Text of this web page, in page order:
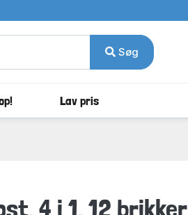
Søg
Lav pris
4 i 1, 12 brikker